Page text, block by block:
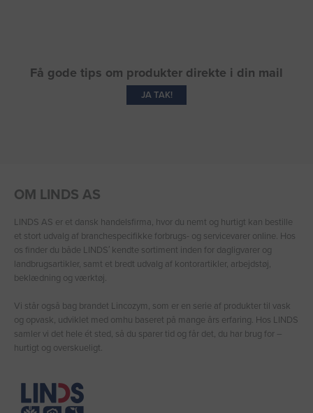
Få gode tips om produkter direkte i din mail
JA TAK!
OM LINDS AS
LINDS AS er et dansk handelsfirma, hvor du nemt og hurtigt kan bestille
et stort udvalg af branchespecifikke forbrugs- og servicevarer online. Hos
os finder du både LINDS′ kendte sortiment inden for dagligvarer og
landbrugsartikler, samt et bredt udvalg af kontorartikler, arbejdstøj,
beklædning og værktøj.
Vi står også bag brandet Lincozym, som er en serie af produkter til vask
og opvask, udviklet med omhu baseret på mange års erfaring. Hos LINDS
samler vi det hele ét sted, så du sparer tid og får det, du har brug for –
hurtigt og overskueligt.